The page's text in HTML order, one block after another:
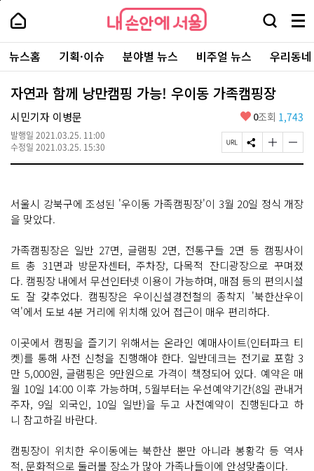
본
로
가
내
손
안
에
서
울
-
서
울
시
대
표
소
털
내
손
에
울
검
창
열
기
메
뉴
전
체
보
주
요
서
뉴스홈 기획·이슈 분야별 뉴스 비주얼 뉴스 우리동
자연과 함께 낭만캠핑 가능! 우이동 가족캠핑장
시민기자 이병문
발행일 2021.03.25. 11:00
수정일 2021.03.25. 15:30
좋
요
0조회 1,743
페
이
R
L
S
N
유
하
글
자
크
게
하
기
글
자
작
게
하
기
서울시 강북구에 조성된 '우이동 가족캠핑장'이 3월 20일 정식 개장
을 맞았다.
가족캠핑장은 일반 27면, 글램핑 2면, 전통구들 2면 등 캠핑사이
트 총 31면과 방문자센터, 주차장, 다목적 잔디광장으로 꾸며졌
다. 캠핑장 내에서 무선인터넷 이용이 가능하며, 매점 등의 편의시설
도 잘 갖추었다. 캠핑장은 우이신설경전철의 종착지 '북한산우이
역'에서 도보 4분 거리에 위치해 있어 접근이 매우 편리하다.
이곳에서 캠핑을 즐기기 위해서는 온라인 예매사이트(인터파크 티
켓)를 통해 사전 신청을 진행해야 한다. 일반데크는 전기료 포함 3
만 5,000원, 글램핑은 9만원으로 가격이 책정되어 있다. 예약은 매
월 10일 14:00 이후 가능하며, 5월부터는 우선예약기간(8일 관내거
주자, 9일 외국인, 10일 일반)을 두고 사전예약이 진행된다고 하
니 참고하길 바란다.
캠핑장이 위치한 우이동에는 북한산 뿐만 아니라 봉황각 등 역사
적, 문화적으로 둘러볼 장소가 많아 가족나들이에 안성맞춤이다.
페
상
단
로